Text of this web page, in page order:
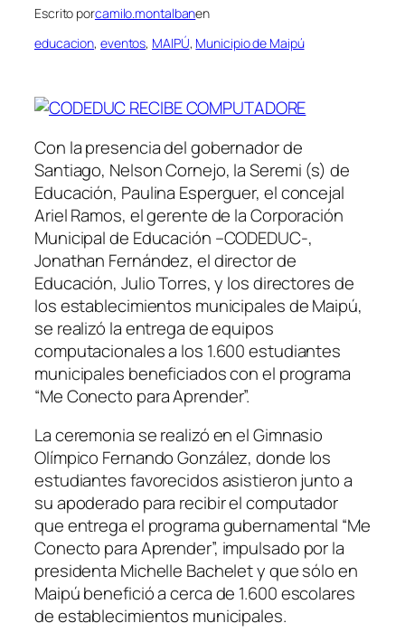
Escrito porcamilo.montalbanen
educacion, eventos, MAIPÚ, Municipio de Maipú
Con la presencia del gobernador de
Santiago, Nelson Cornejo, la Seremi (s) de
Educación, Paulina Esperguer, el concejal
Ariel Ramos, el gerente de la Corporación
Municipal de Educación –CODEDUC-,
Jonathan Fernández, el director de
Educación, Julio Torres, y los directores de
los establecimientos municipales de Maipú,
se realizó la entrega de equipos
computacionales a los 1.600 estudiantes
municipales beneficiados con el programa
“Me Conecto para Aprender”.
La ceremonia se realizó en el Gimnasio
Olímpico Fernando González, donde los
estudiantes favorecidos asistieron junto a
su apoderado para recibir el computador
que entrega el programa gubernamental “Me
Conecto para Aprender”, impulsado por la
presidenta Michelle Bachelet y que sólo en
Maipú benefició a cerca de 1.600 escolares
de establecimientos municipales.